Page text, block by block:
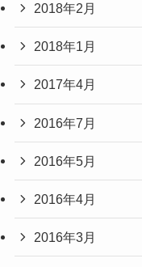
2018年2月
2018年1月
2017年4月
2016年7月
2016年5月
2016年4月
2016年3月